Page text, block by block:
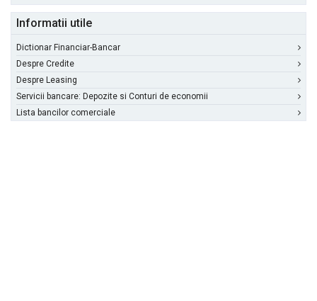
Informatii utile
Dictionar Financiar-Bancar
Despre Credite
Despre Leasing
Servicii bancare: Depozite si Conturi de economii
Lista bancilor comerciale